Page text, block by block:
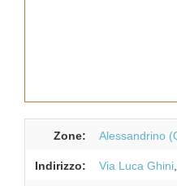
Zone: Alessandrino
Indirizzo: Via Luca Ghini